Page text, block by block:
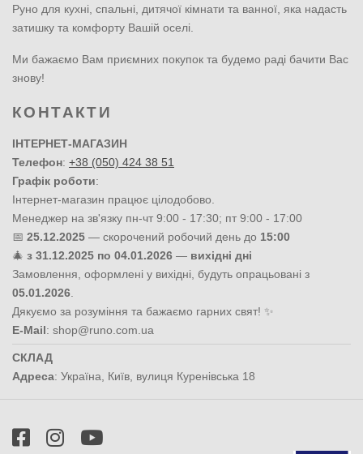
Руно для кухні, спальні, дитячої кімнати та ванної, яка надасть
затишку та комфорту Вашій оселі.
Ми бажаємо Вам приємних покупок та будемо раді бачити Вас
знову!
КОНТАКТИ
ІНТЕРНЕТ-МАГАЗИН
Телефон: +38 (050) 424 38 51
Графік роботи:
Інтернет-магазин працює цілодобово.
Менеджер на зв'язку пн-чт 9:00 - 17:30; пт 9:00 - 17:00
📅 25.12.2025 — скорочений робочий день до 15:00
🎄 з 31.12.2025 по 04.01.2026 — вихідні дні
Замовлення, оформлені у вихідні, будуть опрацьовані з
05.01.2026
Дякуємо за розуміння та бажаємо гарних свят! ✨
E-Mail: shop@runo.com.ua
СКЛАД
Адреса: Україна Київ вулиця Куренівська 18